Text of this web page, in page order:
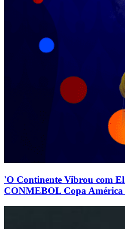
'O Continente Vibrou com
CONMEBOL Copa América